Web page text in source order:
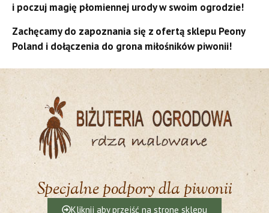
i poczuj magię płomiennej urody w swoim ogrodzie!
Zachęcamy do zapoznania się z ofertą sklepu Peony
Poland i dołączenia do grona miłośników piwonii!
Specjalne podpory dla piwonii
Kliknij aby przejść na stronę sklepu